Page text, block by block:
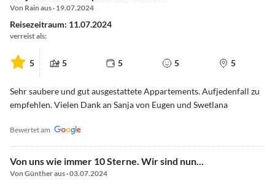
Von Rain aus · 19.07.2024
Reisezeitraum: 11.07.2024
verreist als:
5 5 5 5 5
Sehr saubere und gut ausgestattete Appartements. Aufjedenfall zu
empfehlen. Vielen Dank an Sanja von Eugen und Swetlana
Bewertet am
Von uns wie immer 10 Sterne. Wir sind nun...
Von Günther aus · 03.07.2024